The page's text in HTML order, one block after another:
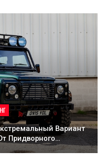
Вариант
Придворного…